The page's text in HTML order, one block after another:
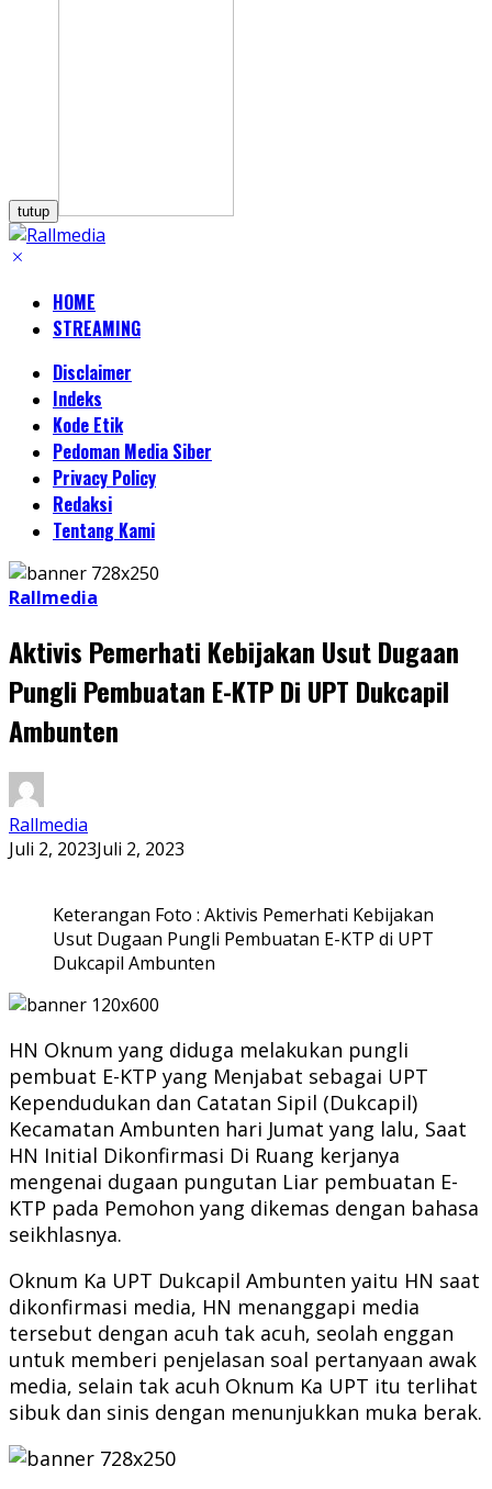
tutup
HOME
STREAMING
Disclaimer
Indeks
Kode Etik
Pedoman Media Siber
Privacy Policy
Redaksi
Tentang Kami
Rallmedia
Aktivis Pemerhati Kebijakan Usut Dugaan
Pungli Pembuatan E-KTP Di UPT Dukcapil
Ambunten
Rallmedia
Juli 2, 2023Juli 2, 2023
Keterangan Foto : Aktivis Pemerhati Kebijakan
Usut Dugaan Pungli Pembuatan E-KTP di UPT
Dukcapil Ambunten
HN Oknum yang diduga melakukan pungli
pembuat E-KTP yang Menjabat sebagai UPT
Kependudukan dan Catatan Sipil (Dukcapil)
Kecamatan Ambunten hari Jumat yang lalu, Saat
HN Initial Dikonfirmasi Di Ruang kerjanya
mengenai dugaan pungutan Liar pembuatan E-
KTP pada Pemohon yang dikemas dengan bahasa
seikhlasnya.
Oknum Ka UPT Dukcapil Ambunten yaitu HN saat
dikonfirmasi media, HN menanggapi media
tersebut dengan acuh tak acuh, seolah enggan
untuk memberi penjelasan soal pertanyaan awak
media, selain tak acuh Oknum Ka UPT itu terlihat
sibuk dan sinis dengan menunjukkan muka berak.